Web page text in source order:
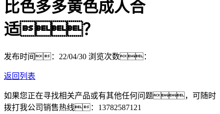
比色多多黄色成人合
适？
发布时间：22/04/30 浏览次数：
返回列表
如果您正在寻找相关产品或有其他任何问题，可随时
拨打我公司销售热线： 13782587121